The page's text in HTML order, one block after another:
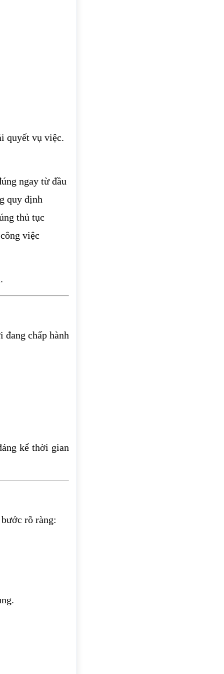
quyết vụ việc.
ngay từ đầu
quy định
thủ tục
việc
chấp hành
kể thời gian
rõ ràng: